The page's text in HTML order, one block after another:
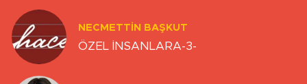
NECMETTIN BAŞKUT
ÖZEL İNSANLARA-3-